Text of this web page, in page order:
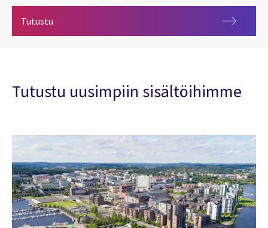
Tutustu
Tutustu uusimpiin sisältöihimme